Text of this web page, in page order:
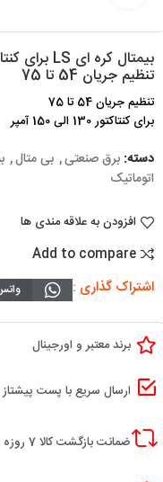
تنظیم جریان 54 تا 75
تنظیم جریان 54 تا 75
برای کنتاکتور 130 الی 150 آمپر
دسته: برق صنعتی, بی متال,
اتوماتیک
افزودن به علاقه مندی ها
Add to compare
اشتراک گذاری :
برند معتبر و اورجینال
ارسال سریع با پست پیشتاز
ضمانت بازگشت کالا 7 روزه